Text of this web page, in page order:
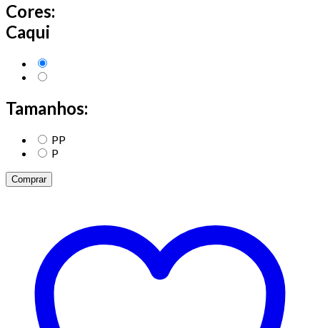
Cores:
Caqui
Tamanhos:
PP
P
Comprar